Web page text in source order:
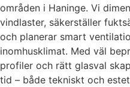
områden i Haninge. Vi
vindlaster, säkerställer
och planerar smart
inomhusklimat. Med väl
profiler och rätt glasval
tid – både tekniskt och